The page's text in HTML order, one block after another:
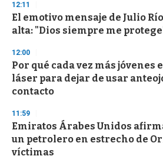
12:11
El emotivo mensaje de Julio
alta: "Dios siempre me
12:00
Por qué cada vez más
láser para dejar de usar
contacto
11:59
Emiratos Árabes Unidos
un petrolero en estrecho de
víctimas